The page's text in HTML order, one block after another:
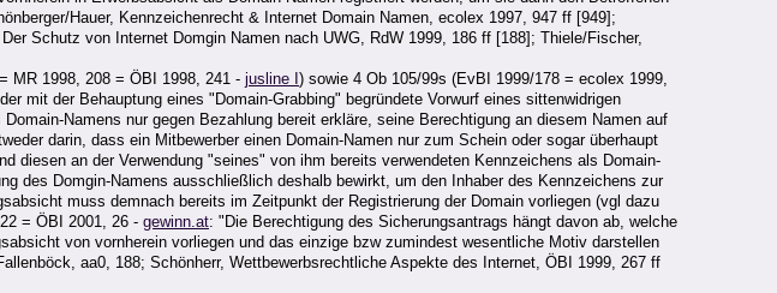
Hauer, Kennzeichenrecht & Internet Domain Namen, ecolex 1997, 947 ff [949];
Schutz von Internet Domgin Namen nach UWG, RdW 1999, 186 ff [188]; Thiele/Fischer,
MR 1998, 208 = ÖBI 1998, 241 - jusline I ) sowie 4 Ob 105/99s (EvBI 1999/178 = ecolex 1999,
mit der Behauptung eines "Domain-Grabbing" begründete Vorwurf eines sittenwidrigen
Namens nur gegen Bezahlung bereit erkläre, seine Berechtigung an diesem Namen auf
darin, dass ein Mitbewerber einen Domain-Namen nur zum Schein oder sogar überhaupt
diesen an der Verwendung "seines" von ihm bereits verwendeten Kennzeichens als Domain-
des Domgin-Namens ausschließlich deshalb bewirkt, um den Inhaber des Kennzeichens zur
muss demnach bereits im Zeitpunkt der Registrierung der Domain vorliegen (vgl dazu
= ÖBI 2001, 26 - gewinn.at: "Die Berechtigung des Sicherungsantrags hängt davon ab, welche
von vornherein vorliegen und das einzige bzw zumindest wesentliche Motiv darstellen
aa0, 188; Schönherr, Wettbewerbsrechtliche Aspekte des Internet, ÖBI 1999, 267 ff